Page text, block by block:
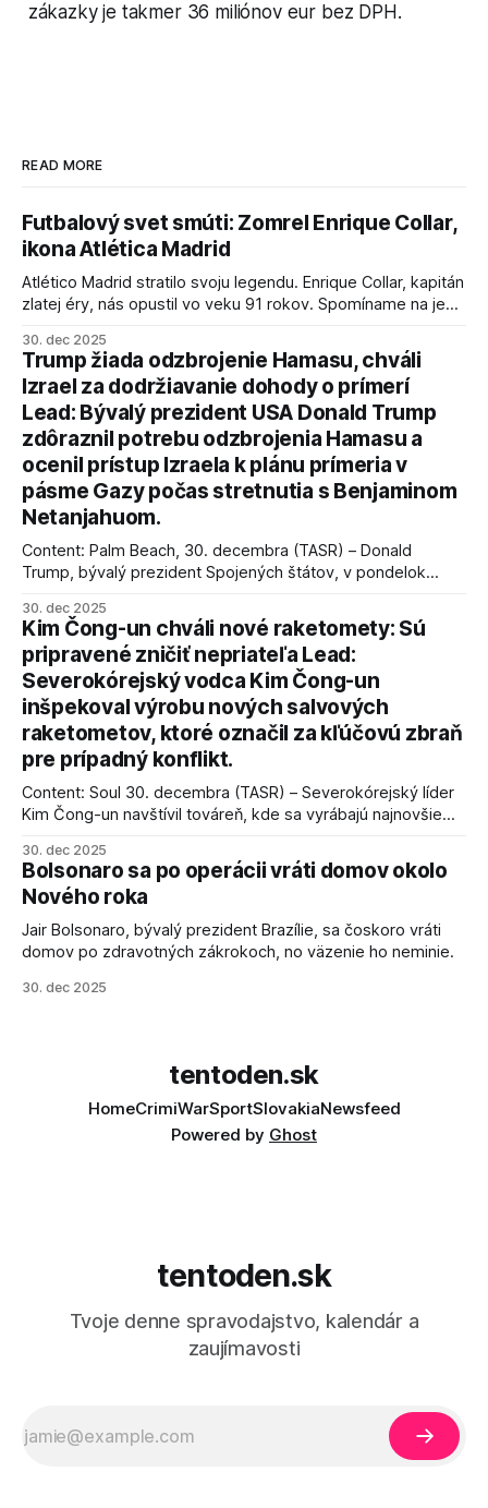
zákazky je takmer 36 miliónov eur bez DPH.
READ MORE
Futbalový svet smúti: Zomrel Enrique Collar,
ikona Atlética Madrid
Atlético Madrid stratilo svoju legendu. Enrique Collar, kapitán
zlatej éry, nás opustil vo veku 91 rokov. Spomíname na jeho
30. dec 2025
Trump žiada odzbrojenie Hamasu, chváli
Izrael za dodržiavanie dohody o prímerí
Lead: Bývalý prezident USA Donald Trump
zdôraznil potrebu odzbrojenia Hamasu a
ocenil prístup Izraela k plánu prímeria v
pásme Gazy počas stretnutia s Benjaminom
Netanjahuom.
Content: Palm Beach, 30. decembra (TASR) – Donald
Trump, bývalý prezident Spojených štátov, v pondelok
kľúčové pre úspešné dosiahnutie prímeria v Gaze. Agentúra
AFP informuje, že Trump vyjadril presvedčenie, že Izrael plní
podmienky dohody o prí
30. dec 2025
Kim Čong-un chváli nové raketomety: Sú
pripravené zničiť nepriateľa Lead:
Severokórejský vodca Kim Čong-un
inšpekoval výrobu nových salvových
raketometov, ktoré označil za kľúčovú zbraň
pre prípadný konflikt.
Content: Soul 30. decembra (TASR) – Severokórejský líder
Kim Čong-un navštívil továreň, kde sa vyrábajú najnovšie
schopnosti. Informovali o tom štátne médiá KĽDR, na ktoré
sa odvoláva agentúra AFP.
30. dec 2025
Bolsonaro sa po operácii vráti domov okolo
Nového roka
Jair Bolsonaro, bývalý prezident Brazílie, sa čoskoro vráti
domov po zdravotných zákrokoch, no väzenie ho neminie.
30. dec 2025
tentoden.sk
HomeCrimiWarSportSlovakiaNewsfeed
Powered by Ghost
tentoden.sk
Tvoje denne spravodajstvo, kalendár a
zaujímavosti